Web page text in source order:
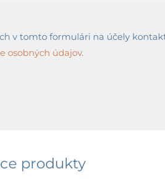
v tomto formulári na účely
osobných údajov.
produkty